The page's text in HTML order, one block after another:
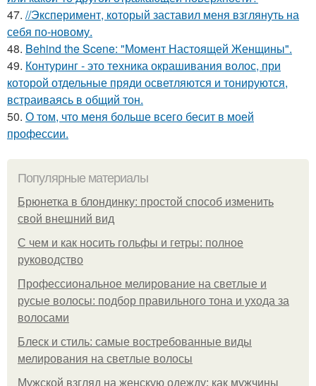
47. //Эксперимент, который заставил меня взглянуть на
себя по-новому.
48. Behind the Scene: "Момент Настоящей Женщины".
49. Контуринг - это техника окрашивания волос, при
которой отдельные пряди осветляются и тонируются,
встраиваясь в общий тон.
50. О том, что меня больше всего бесит в моей
профессии.
Популярные материалы
Брюнетка в блондинку: простой способ изменить
свой внешний вид
С чем и как носить гольфы и гетры: полное
руководство
Профессиональное мелирование на светлые и
русые волосы: подбор правильного тона и ухода за
волосами
Блеск и стиль: самые востребованные виды
мелирования на светлые волосы
Мужской взгляд на женскую одежду: как мужчины